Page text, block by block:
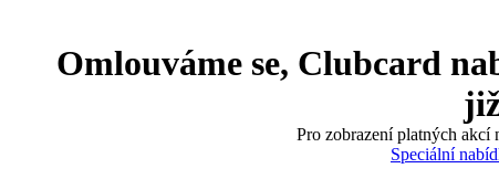
Omlouváme se, Clubcard
Pro zobrazení platných akcí
Speciální